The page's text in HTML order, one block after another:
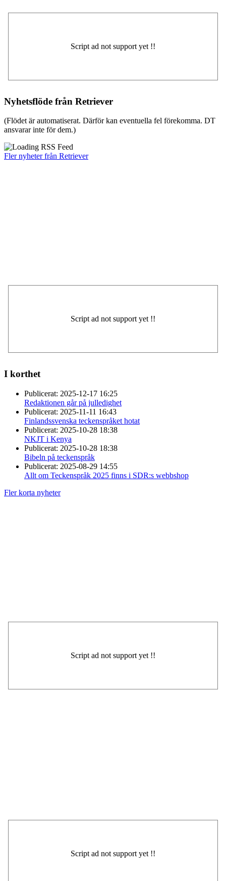
Nyhetsflöde från Retriever
(Flödet är automatiserat. Därför kan eventuella fel förekomma. DT
ansvarar inte för dem.)
Fler nyheter från Retriever
I korthet
Publicerat: 2025-12-17 16:25
Redaktionen går på julledighet
Publicerat: 2025-11-11 16:43
Finlandssvenska teckenspråket hotat
Publicerat: 2025-10-28 18:38
NKJT i Kenya
Publicerat: 2025-10-28 18:38
Bibeln på teckenspråk
Publicerat: 2025-08-29 14:55
Allt om Teckenspråk 2025 finns i SDR:s webbshop
Fler korta nyheter